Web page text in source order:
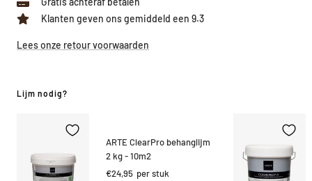
Klanten geven ons gemiddeld een 9.3
Lees onze retour voorwaarden
Lijm nodig?
ARTE ClearPro behanglijm
2 kg - 10m2
Kortings
€24,95 per stuk